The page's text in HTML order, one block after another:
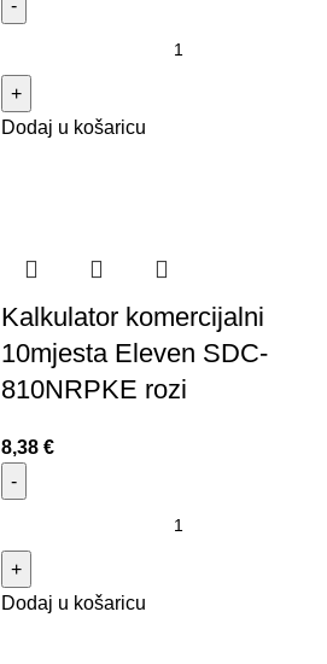
Dodaj u košaricu
Kalkulator komercijalni
10mjesta Eleven SDC-
810NRPKE rozi
8,38 €
Dodaj u košaricu